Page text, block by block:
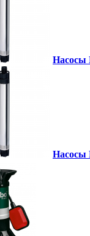
Насосы
Насосы